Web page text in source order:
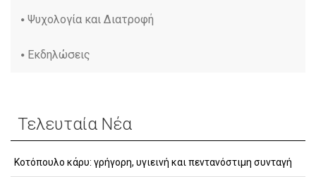
Ψυχολογία και Διατροφή
Εκδηλώσεις
Τελευταία Νέα
Κοτόπουλο κάρυ: γρήγορη, υγιεινή και πεντανόστιμη συνταγή